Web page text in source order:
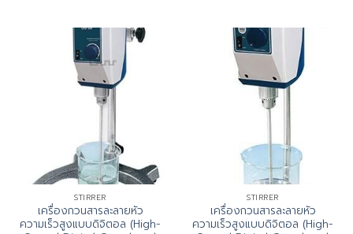
STIRRER
เครื่องกวนสารละลายหัว
ความเร็วสูงแบบดิจิตอล (High-
STIRRER
เครื่องกวนสารละลายหัว
ความเร็วสูงแบบดิจิตอล (High-